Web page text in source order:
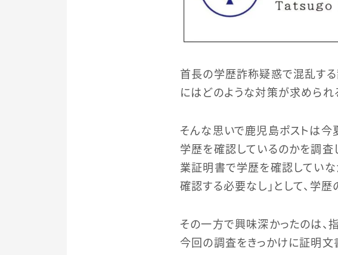
首長の学歴詐称疑惑で混乱す
にはどのような対策が求めら
そんな思いで鹿児島ポストは
学歴を確認しているのかを調査
業証明書で学歴を確認していな
確認する必要なし」として、学
その一方で興味深かったのは、
今回の調査をきっかけに証明